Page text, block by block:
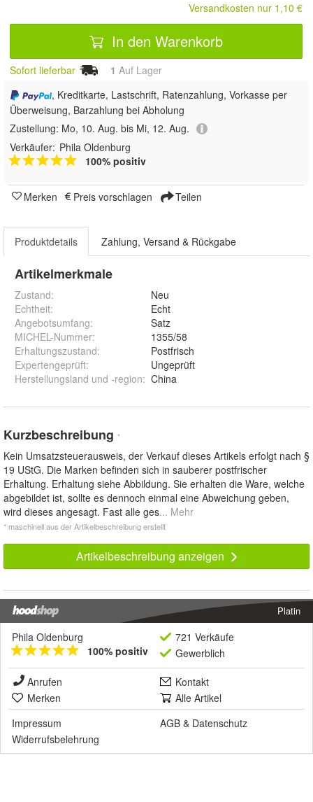
Versandkosten nur 1,10 €
In den Warenkorb
Sofort lieferbar 1 Auf Lager
, Kreditkarte, Lastschrift, Ratenzahlung, Vorkasse per
Überweisung, Barzahlung bei Abholung
Zustellung: Mo, 10. Aug. bis Mi, 12. Aug.
Verkäufer: Phila Oldenburg
100% positiv
Merken Preis vorschlagen Teilen
Produktdetails Zahlung, Versand & Rückgabe
Artikelmerkmale
Zustand:
Neu
Echtheit:
Echt
Angebotsumfang:
Satz
MICHEL-Nummer:
1355/58
Erhaltungszustand:
Postfrisch
Expertengeprüft:
Ungeprüft
Herstellungsland und -region: China
Kurzbeschreibung *
Kein Umsatzsteuerausweis, der Verkauf dieses Artikels erfolgt nach §
19 UStG. Die Marken befinden sich in sauberer postfrischer
Erhaltung. Erhaltung siehe Abbildung. Sie erhalten die Ware, welche
abgebildet ist, sollte es dennoch einmal eine Abweichung geben,
wird dieses angesagt. Fast alle ges... Mehr
* maschinell aus der Artikelbeschreibung erstellt
Artikelbeschreibung anzeigen
Platin
Phila Oldenburg
100% positiv
721 Verkäufe
Gewerblich
Anrufen
Kontakt
Merken
Alle Artikel
Impressum
AGB & Datenschutz
Widerrufsbelehrung